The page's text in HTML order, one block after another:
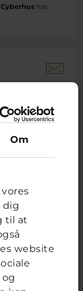
Om
dig
til at
website
har
jeg tror
ikke
en halv
mig selv til
jeg følt mig
Cyberhus